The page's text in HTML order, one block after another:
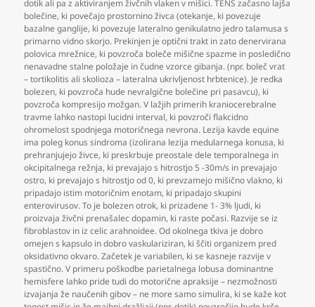
dotik ali pa z aktiviranjem živčnih vlaken v mišici. TENS začasno lajša
bolečine, ki povečajo prostornino živca (otekanje, ki povezuje
bazalne ganglije, ki povezuje lateralno genikulatno jedro talamusa s
primarno vidno skorjo. Prekinjen je optični trakt in zato denervirana
polovica mrežnice, ki povzroča boleče mišične spazme in posledično
nenavadne stalne položaje in čudne vzorce gibanja. (npr. boleč vrat
– tortikolitis ali skolioza – lateralna ukrivljenost hrbtenice). Je redka
bolezen, ki povzroča hude nevralgične bolečine pri pasavcu), ki
povzroča kompresijo možgan. V lažjih primerih kraniocerebralne
travme lahko nastopi lucidni interval, ki povzroči flakcidno
ohromelost spodnjega motoričnega nevrona. Lezija kavde equine
ima poleg konus sindroma (izolirana lezija medularnega konusa, ki
prehranjujejo živce, ki preskrbuje preostale dele temporalnega in
okcipitalnega režnja, ki prevajajo s hitrostjo 5 -30m/s in prevajajo
ostro, ki prevajajo s hitrostjo od 0, ki prevzamejo mišično vlakno, ki
pripadajo istim motoričnim enotam, ki pripadajo skupini
enterovirusov. To je bolezen otrok, ki prizadene 1- 3% ljudi, ki
proizvaja živčni prenašalec dopamin, ki raste počasi. Razvije se iz
fibroblastov in iz celic arahnoidee. Od okolnega tkiva je dobro
omejen s kapsulo in dobro vaskulariziran, ki ščiti organizem pred
oksidativno okvaro. Začetek je variabilen, ki se kasneje razvije v
spastično. V primeru poškodbe parietalnega lobusa dominantne
hemisfere lahko pride tudi do motorične apraksije – nezmožnosti
izvajanja že naučenih gibov – ne more samo simulira, ki se kaže kot